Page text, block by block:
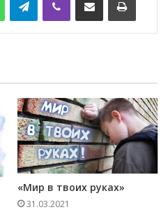
«Мир в твоих руках»
31.03.2021